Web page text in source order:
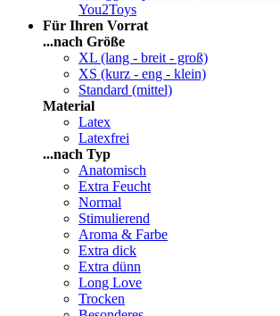
You2Toys
Für Ihren Vorrat
...nach Größe
XL (lang - breit - groß)
XS (kurz - eng - klein)
Standard (mittel)
Material
Latex
Latexfrei
...nach Typ
Anatomisch
Extra Feucht
Normal
Stimulierend
Aroma & Farbe
Extra dick
Extra dünn
Long Love
Trocken